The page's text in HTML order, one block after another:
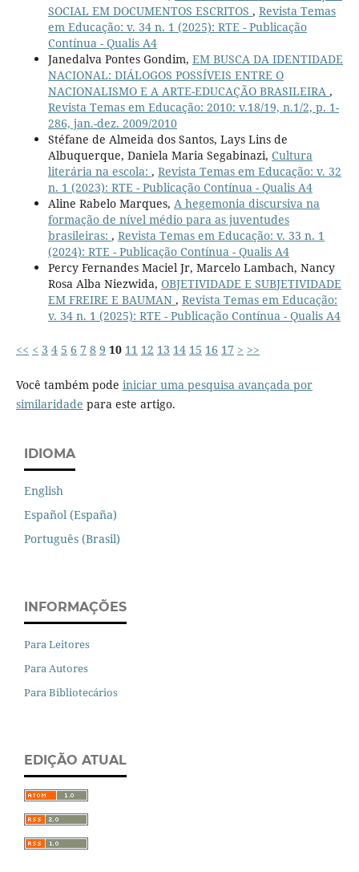
SOCIAL EM DOCUMENTOS ESCRITOS , Revista Temas
em Educação: v. 34 n. 1 (2025): RTE - Publicação
Contínua - Qualis A4
Janedalva Pontes Gondim, EM BUSCA DA IDENTIDADE
NACIONAL: DIÁLOGOS POSSÍVEIS ENTRE O
NACIONALISMO E A ARTE-EDUCAÇÃO BRASILEIRA ,
Revista Temas em Educação: 2010: v.18/19, n.1/2, p. 1-
286, jan.-dez. 2009/2010
Stéfane de Almeida dos Santos, Lays Lins de
Albuquerque, Daniela Maria Segabinazi, Cultura
literária na escola: , Revista Temas em Educação: v. 32
n. 1 (2023): RTE - Publicação Contínua - Qualis A4
Aline Rabelo Marques, A hegemonia discursiva na
formação de nível médio para as juventudes
brasileiras: , Revista Temas em Educação: v. 33 n. 1
(2024): RTE - Publicação Contínua - Qualis A4
Percy Fernandes Maciel Jr, Marcelo Lambach, Nancy
Rosa Alba Niezwida, OBJETIVIDADE E SUBJETIVIDADE
EM FREIRE E BAUMAN , Revista Temas em Educação:
v. 34 n. 1 (2025): RTE - Publicação Contínua - Qualis A4
<< < 3 4 5 6 7 8 9 10 11 12 13 14 15 16 17 > >>
Você também pode iniciar uma pesquisa avançada por
similaridade para este artigo.
IDIOMA
English
Español (España)
Português (Brasil)
INFORMAÇÕES
Para Leitores
Para Autores
Para Bibliotecários
EDIÇÃO ATUAL